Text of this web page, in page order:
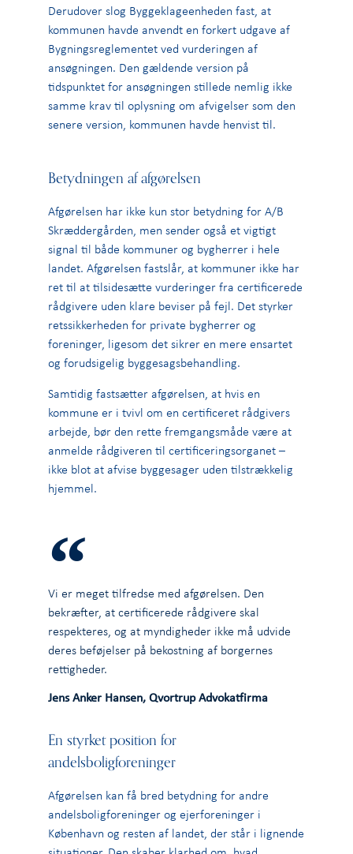
Derudover slog Byggeklageenheden fast, at
kommunen havde anvendt en forkert udgave af
Bygningsreglementet ved vurderingen af
ansøgningen. Den gældende version på
tidspunktet for ansøgningen stillede nemlig ikke
samme krav til oplysning om afvigelser som den
senere version, kommunen havde henvist til.
Betydningen af afgørelsen
Afgørelsen har ikke kun stor betydning for A/B
Skræddergården, men sender også et vigtigt
signal til både kommuner og bygherrer i hele
landet. Afgørelsen fastslår, at kommuner ikke har
ret til at tilsidesætte vurderinger fra certificerede
rådgivere uden klare beviser på fejl. Det styrker
retssikkerheden for private bygherrer og
foreninger, ligesom det sikrer en mere ensartet
og forudsigelig byggesagsbehandling.
Samtidig fastsætter afgørelsen, at hvis en
kommune er i tvivl om en certificeret rådgivers
arbejde, bør den rette fremgangsmåde være at
anmelde rådgiveren til certificeringsorganet –
ikke blot at afvise byggesager uden tilstrækkelig
hjemmel.
Vi er meget tilfredse med afgørelsen. Den
bekræfter, at certificerede rådgivere skal
respekteres, og at myndigheder ikke må udvide
deres beføjelser på bekostning af borgernes
rettigheder.
Jens Anker Hansen, Qvortrup Advokatfirma
En styrket position for
andelsboligforeninger
Afgørelsen kan få bred betydning for andre
andelsboligforeninger og ejerforeninger i
København og resten af landet, der står i lignende